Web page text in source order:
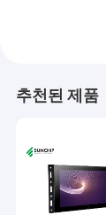
추천된 제품